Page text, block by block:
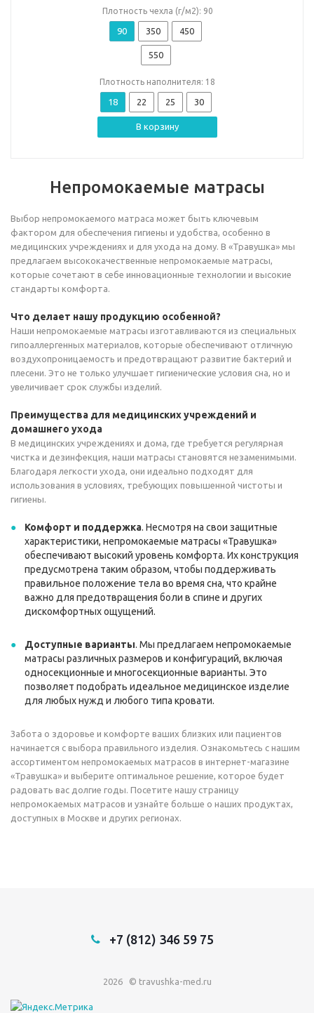
Плотность чехла (г/м2): 90
90 350 450
550
Плотность наполнителя: 18
18 22 25 30
В корзину
Непромокаемые матрасы
Выбор непромокаемого матраса может быть ключевым
фактором для обеспечения гигиены и удобства, особенно в
медицинских учреждениях и для ухода на дому. В «Травушка» мы
предлагаем высококачественные непромокаемые матрасы,
которые сочетают в себе инновационные технологии и высокие
стандарты комфорта.
Что делает нашу продукцию особенной?
Наши непромокаемые матрасы изготавливаются из специальных
гипоаллергенных материалов, которые обеспечивают отличную
воздухопроницаемость и предотвращают развитие бактерий и
плесени. Это не только улучшает гигиенические условия сна, но и
увеличивает срок службы изделий.
Преимущества для медицинских учреждений и
домашнего ухода
В медицинских учреждениях и дома, где требуется регулярная
чистка и дезинфекция, наши матрасы становятся незаменимыми.
Благодаря легкости ухода, они идеально подходят для
использования в условиях, требующих повышенной чистоты и
гигиены.
Комфорт и поддержка. Несмотря на свои защитные
характеристики, непромокаемые матрасы «Травушка»
обеспечивают высокий уровень комфорта. Их конструкция
предусмотрена таким образом, чтобы поддерживать
правильное положение тела во время сна, что крайне
важно для предотвращения боли в спине и других
дискомфортных ощущений.
Доступные варианты. Мы предлагаем непромокаемые
матрасы различных размеров и конфигураций, включая
односекционные и многосекционные варианты. Это
позволяет подобрать идеальное медицинское изделие
для любых нужд и любого типа кровати.
Забота о здоровье и комфорте ваших близких или пациентов
начинается с выбора правильного изделия. Ознакомьтесь с нашим
ассортиментом непромокаемых матрасов в интернет-магазине
«Травушка» и выберите оптимальное решение, которое будет
радовать вас долгие годы. Посетите нашу страницу
непромокаемых матрасов и узнайте больше о наших продуктах,
доступных в Москве и других регионах.
+7 (812) 346 59 75
2026 © travushka-med.ru